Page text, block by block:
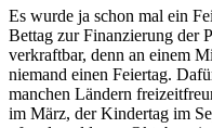
Es wurde ja schon mal ein
Bettag zur Finanzierung der
verkraftbar, denn an einem
niemand einen Feiertag.
manchen Ländern
im März, der Kindertag im